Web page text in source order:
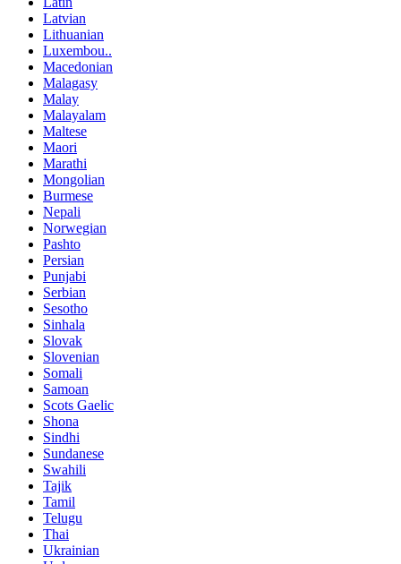
Latvian
Lithuanian
Luxembou..
Macedonian
Malagasy
Malay
Malayalam
Maltese
Maori
Marathi
Mongolian
Burmese
Nepali
Norwegian
Pashto
Persian
Punjabi
Serbian
Sesotho
Sinhala
Slovak
Slovenian
Somali
Samoan
Scots Gaelic
Shona
Sindhi
Sundanese
Swahili
Tajik
Tamil
Telugu
Thai
Ukrainian